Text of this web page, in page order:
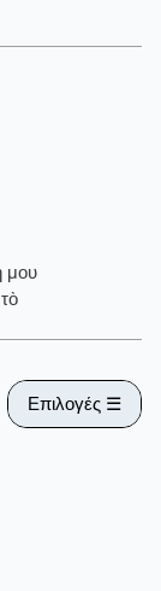
μου
Επιλογές ☰